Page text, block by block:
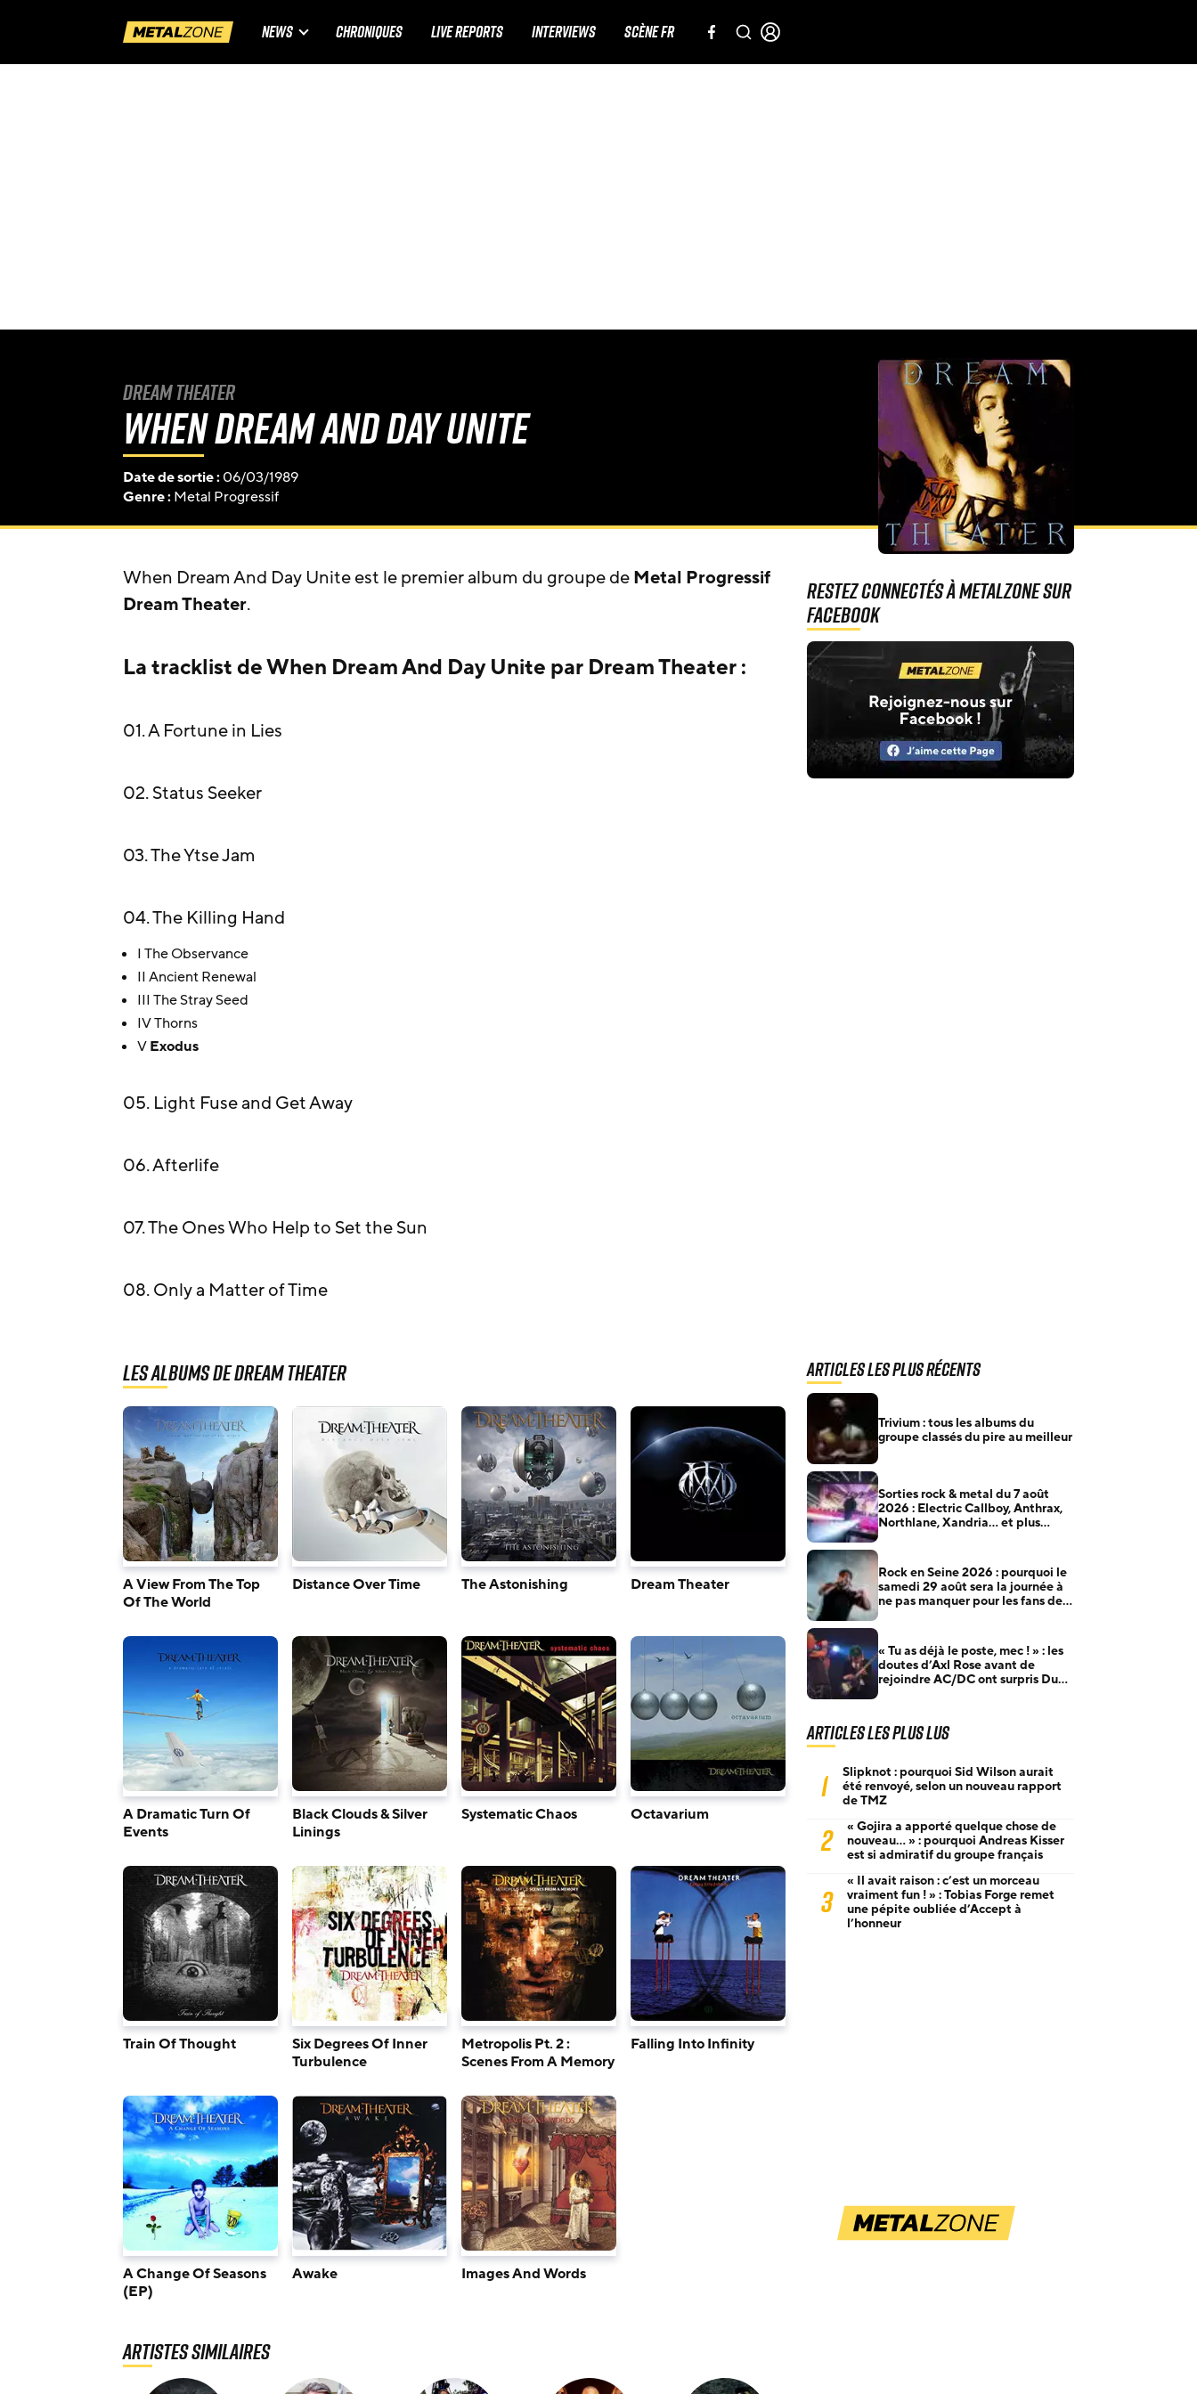
NEWS CHRONIQUES LIVE REPORTS INTERVIEWS SCÈNE FR
Dream Theater
When Dream And Day Unite
Date de sortie :06/03/1989
Genre :Metal Progressif
When Dream And Day Unite est le premier album du groupe deMetal Progressif
Dream Theater.
La tracklist de When Dream And Day Unite par Dream Theater :
01. A Fortune in Lies
02. Status Seeker
03. The Ytse Jam
04. The Killing Hand
I The Observance
II Ancient Renewal
III The Stray Seed
IV Thorns
VExodus
05. Light Fuse and Get Away
06. Afterlife
07. The Ones Who Help to Set the Sun
08. Only a Matter of Time
Les albums de Dream Theater
A View From The Top
Of The World
Distance Over Time The Astonishing Dream Theater
A Dramatic Turn Of
Events
Black Clouds & Silver
Linings
Systematic Chaos Octavarium
Train Of Thought
Six Degrees Of Inner
Turbulence
Metropolis Pt. 2 :
Scenes From A Memory
Falling Into Infinity
A Change Of Seasons
(EP)
Awake Images And Words
Artistes similaires
Restez connectés à MetalZone sur
Facebook
Articles les plus récents
Trivium : tous les albums du
groupe classés du pire au meilleur
Sorties rock & metal du 7 août
2026 : Electric Callboy, Anthrax,
Northlane, Xandria… et plus
Rock en Seine 2026 : pourquoi le
samedi 29 août sera la journée à
ne pas manquer pour les fans de
« Tu as déjà le poste, mec ! » : les
doutes d’Axl Rose avant de
rejoindre AC/DC ont surpris Duff
Articles les plus lus
1
Slipknot : pourquoi Sid Wilson aurait
été renvoyé, selon un nouveau rapport
de TMZ
2
« Gojira a apporté quelque chose de
nouveau… » : pourquoi Andreas Kisser
est si admiratif du groupe français
3
« Il avait raison : c’est un morceau
vraiment fun ! » : Tobias Forge remet
une pépite oubliée d’Accept à
l’honneur